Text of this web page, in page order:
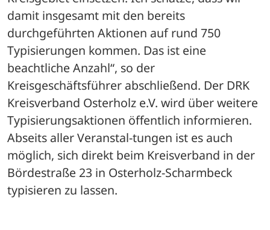
damit insgesamt mit den bereits
durchgeführten Aktionen auf rund 750
Typisierungen kommen. Das ist eine
beachtliche Anzahl“, so der
Kreisgeschäftsführer abschließend. Der DRK
Kreisverband Osterholz e.V. wird über weitere
Typisierungsaktionen öffentlich informieren.
Abseits aller Veranstal-tungen ist es auch
möglich, sich direkt beim Kreisverband in der
Bördestraße 23 in Osterholz-Scharmbeck
typisieren zu lassen.